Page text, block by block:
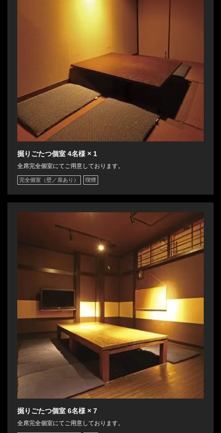
掘りごたつ個室 4名様 × 1
全席完全個室にてご用意しております。
完全個室（壁／扉あり） 喫煙
掘りごたつ個室 6名様 × 7
全席完全個室にてご用意しております。